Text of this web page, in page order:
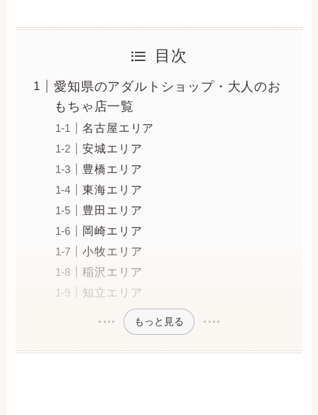
目次
愛知県のアダルトショップ・大人のお
もちゃ店一覧
名古屋エリア
安城エリア
豊橋エリア
東海エリア
豊田エリア
岡崎エリア
小牧エリア
稲沢エリア
知立エリア
もっと見る